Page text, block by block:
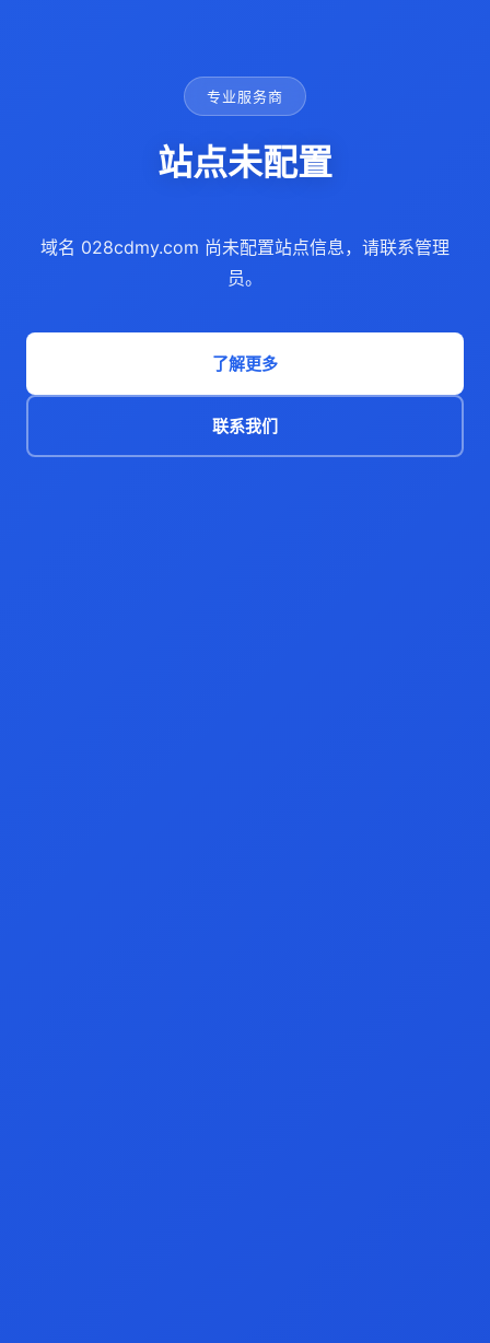
专业服务商
站点未配置
域名 028cdmy.com 尚未配置站点信息，请联系管理
员。
了解更多
联系我们